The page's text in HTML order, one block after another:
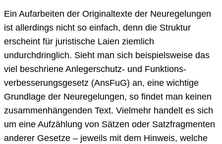
Ein Aufarbeiten der Originaltexte der Neuregelungen
ist allerdings nicht so einfach, denn die Struktur
erscheint für juristische Laien ziemlich
undurchdringlich. Sieht man sich beispielsweise das
viel beschriene Anlegerschutz- und Funktions-
verbesserungsgesetz (AnsFuG) an, eine wichtige
Grundlage der Neuregelungen, so findet man keinen
zusammenhängenden Text. Vielmehr handelt es sich
um eine Aufzählung von Sätzen oder Satzfragmenten
anderer Gesetze – jeweils mit dem Hinweis, welche